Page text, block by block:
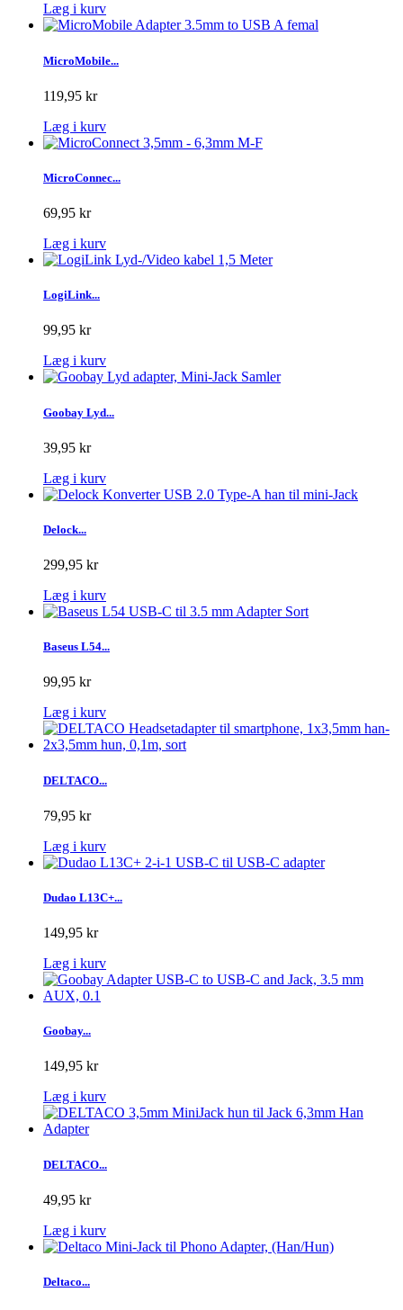
Læg i kurv
MicroMobile...
119,95 kr
Læg i kurv
MicroConnec...
69,95 kr
Læg i kurv
LogiLink...
99,95 kr
Læg i kurv
Goobay Lyd...
39,95 kr
Læg i kurv
Delock...
299,95 kr
Læg i kurv
Baseus L54...
99,95 kr
Læg i kurv
DELTACO...
79,95 kr
Læg i kurv
Dudao L13C+...
149,95 kr
Læg i kurv
Goobay...
149,95 kr
Læg i kurv
DELTACO...
49,95 kr
Læg i kurv
Deltaco...